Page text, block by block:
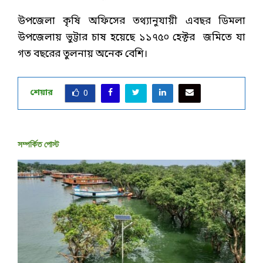
উপজেলা কৃষি অফিসের তথ্যানুযায়ী এবছর ডিমলা
উপজেলায় ভুট্টার চাষ হয়েছে ১১৭৫০ হেক্টর জমিতে যা
গত বছরের তুলনায় অনেক বেশি।
শেয়ার 0
সম্পর্কিত পোস্ট